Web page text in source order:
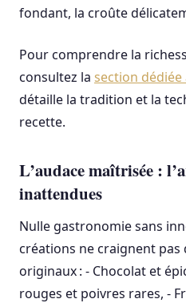
fondant, la croûte
Pour comprendre la
consultez la section
détaille la tradition et la
recette.
L’audace maîtrisée :
inattendues
Nulle gastronomie sans
créations ne craignent pas
originaux : - Chocolat et
rouges et poivres rares, -